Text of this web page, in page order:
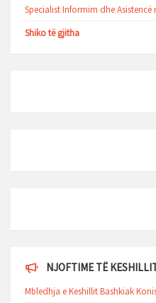
Specialist Informim dhe Asistencë
Shiko të gjitha
NJOFTIME TË
Mbledhja e Keshillit Bashkiak